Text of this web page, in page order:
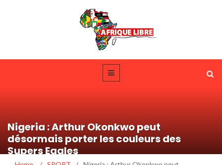
Nigeria : Arthur Okonkwo peut
désormais porter les couleurs des
Supers Eagles